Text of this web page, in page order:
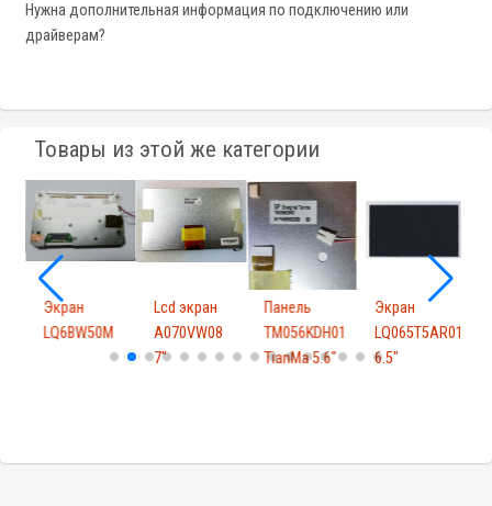
Нужна дополнительная информация по подключению или
драйверам?
Товары из этой же категории
Экран
LQ6BW50M
Lcd экран
A070VW08
7"
Панель
TM056KDH01
TianMa 5.6"
Экран
LQ065T5AR01
6.5"